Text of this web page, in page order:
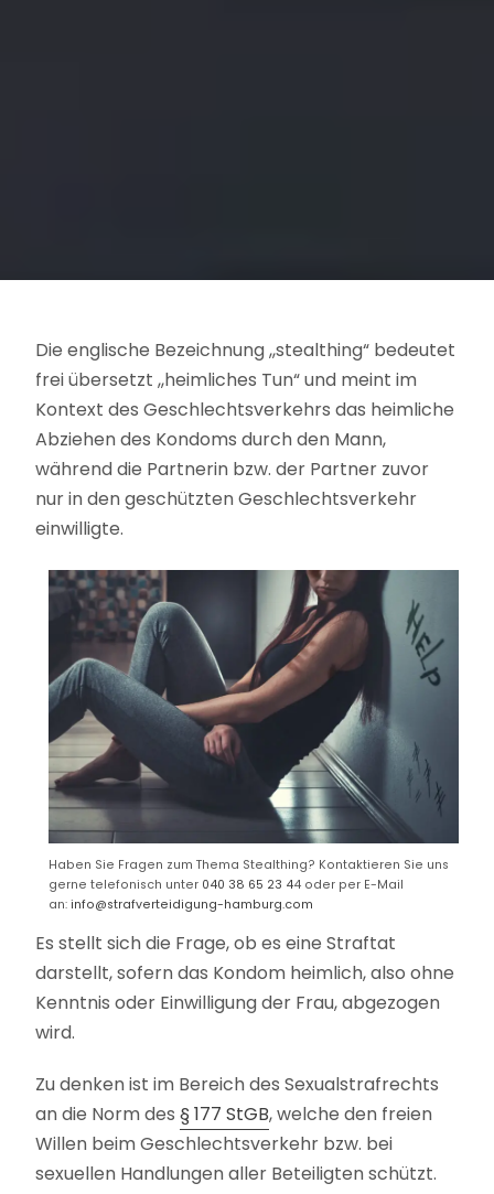
Die englische Bezeichnung ,,stealthing“ bedeutet
frei übersetzt ,,heimliches Tun“ und meint im
Kontext des Geschlechtsverkehrs das heimliche
Abziehen des Kondoms durch den Mann,
während die Partnerin bzw. der Partner zuvor
nur in den geschützten Geschlechtsverkehr
einwilligte.
Haben Sie Fragen zum Thema Stealthing? Kontaktieren Sie uns
gerne telefonisch unter 040 38 65 23 44 oder per E-Mail
an: info@strafverteidigung-hamburg.com
Es stellt sich die Frage, ob es eine Straftat
darstellt, sofern das Kondom heimlich, also ohne
Kenntnis oder Einwilligung der Frau, abgezogen
wird.
Zu denken ist im Bereich des Sexualstrafrechts
an die Norm des § 177 StGB, welche den freien
Willen beim Geschlechtsverkehr bzw. bei
sexuellen Handlungen aller Beteiligten schützt.